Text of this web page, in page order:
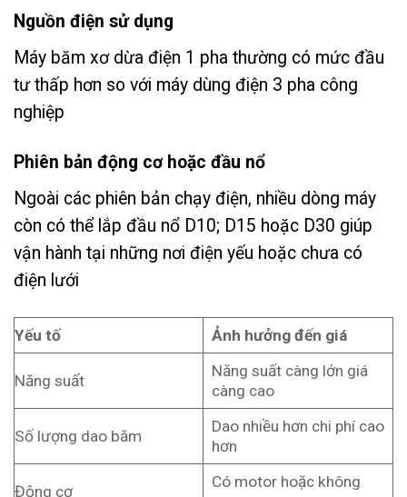
Nguồn điện sử dụng
Máy băm xơ dừa điện 1 pha thường có mức đầu
tư thấp hơn so với máy dùng điện 3 pha công
nghiệp
Phiên bản động cơ hoặc đầu nổ
Ngoài các phiên bản chạy điện, nhiều dòng máy
còn có thể lắp đầu nổ D10; D15 hoặc D30 giúp
vận hành tại những nơi điện yếu hoặc chưa có
điện lưới
Yếu tố Ảnh hưởng đến giá
Năng suất
Năng suất càng lớn giá
càng cao
Số lượng dao băm
Dao nhiều hơn chi phí cao
hơn
Động cơ
Có motor hoặc không